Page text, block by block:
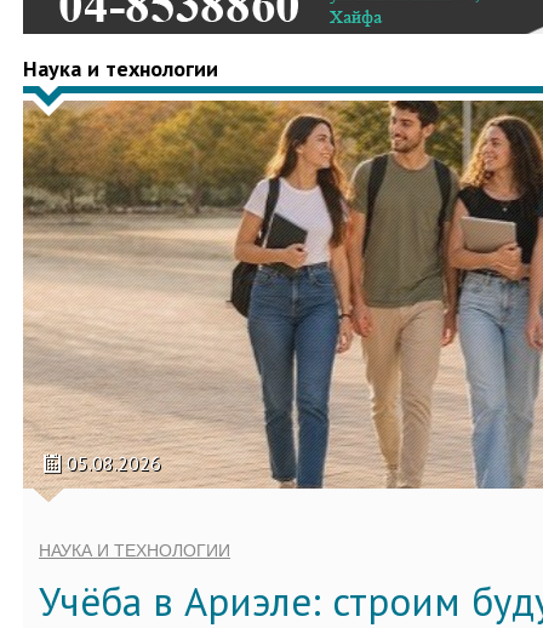
Наука и технологии
05.08.2026
НАУКА И ТЕХНОЛОГИИ
Учёба в Ариэле: строим